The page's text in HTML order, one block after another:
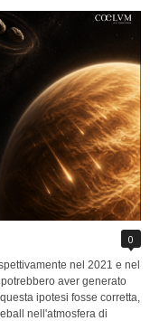
0
nel 2021 e nel
aver generato
ipotesi fosse corretta,
nell'atmosfera di